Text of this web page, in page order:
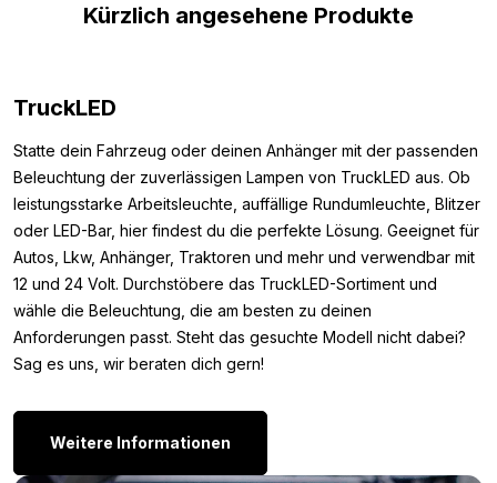
Spezifikationen aufgelistet. Die Lampe besitzt das ECE R10
vollständig staub- und wasserdicht. Der Arbeitsscheinwerfer
Montage schnell und einfach ist.
Abmessungen:
Um sicherzustellen, dass du die robuste LED Lampe montieren
kannst, wo du möchtest, haben wir unten die Abmessungen
notiert. Die Abmessungen des TruckLED LED
Arbeitsscheinwerfers 24W sind wie folgt:
Höhe: 69,6 (95,9 mm inkl. Befestigung)
Andere Versionen:
Kürzlich angesehene Produkte
TruckLED
Statte dein Fahrzeug oder deinen Anhänger mit der passenden
Beleuchtung der zuverlässigen Lampen von TruckLED aus. Ob
leistungsstarke Arbeitsleuchte, auffällige Rundumleuchte, Blitzer
oder LED-Bar, hier findest du die perfekte Lösung. Geeignet für
Autos, Lkw, Anhänger, Traktoren und mehr und verwendbar mit
12 und 24 Volt. Durchstöbere das TruckLED-Sortiment und
wähle die Beleuchtung, die am besten zu deinen
Anforderungen passt. Steht das gesuchte Modell nicht dabei?
Sag es uns, wir beraten dich gern!
Weitere Informationen